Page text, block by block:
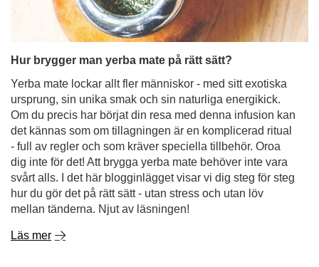
ursprung, sin unika smak och sin naturliga energikick.
Om du precis har börjat din resa med denna infusion kan
det kännas som om tillagningen är en komplicerad ritual
- full av regler och som kräver speciella tillbehör. Oroa
svårt alls. I det här blogginlägget visar vi dig steg för steg
hur du gör det på rätt sätt - utan stress och utan löv
mellan tänderna. Njut av läsningen!
Läs mer